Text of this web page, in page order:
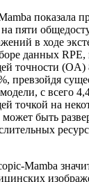
показала
на пяти
в ходе
данных
точности
превзойдя
с всего
точкой на
может быть
Mamba